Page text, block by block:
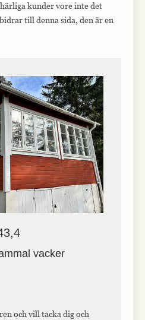
kunder vore inte det
till denna sida, den är en
vacker
och vill tacka dig och